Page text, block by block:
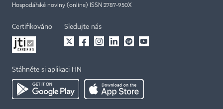
Hospodářské noviny (online) ISSN 2787-950X
Certifikováno Sledujte nás
Stáhněte si aplikaci HN